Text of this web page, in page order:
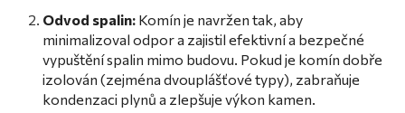
Odvod spalin: Komín je navržen tak, aby
minimalizoval odpor a zajistil efektivní a bezpečné
vypuštění spalin mimo budovu. Pokud je komín dobře
izolován (zejména dvouplášťové typy), zabraňuje
kondenzaci plynů a zlepšuje výkon kamen.